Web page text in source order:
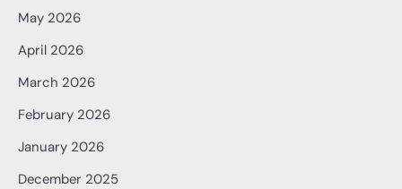
May 2026
April 2026
March 2026
February 2026
January 2026
December 2025